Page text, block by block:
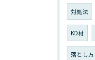
対処法
KD材
落とし方